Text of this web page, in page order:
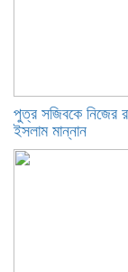
পুত্র সজিবকে নিজের
ইসলাম মান্নান